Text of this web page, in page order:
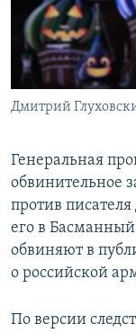
ПОБЕДИТЕЛЕЙ НЕ
ELIFBE
УКРАИНСКАЯ
ПРИСОЕДИНЯЙТЕСЬ!
Дмитрий
Генеральная
обвинительное
против
его в
обвиняют в
о российской
По версии